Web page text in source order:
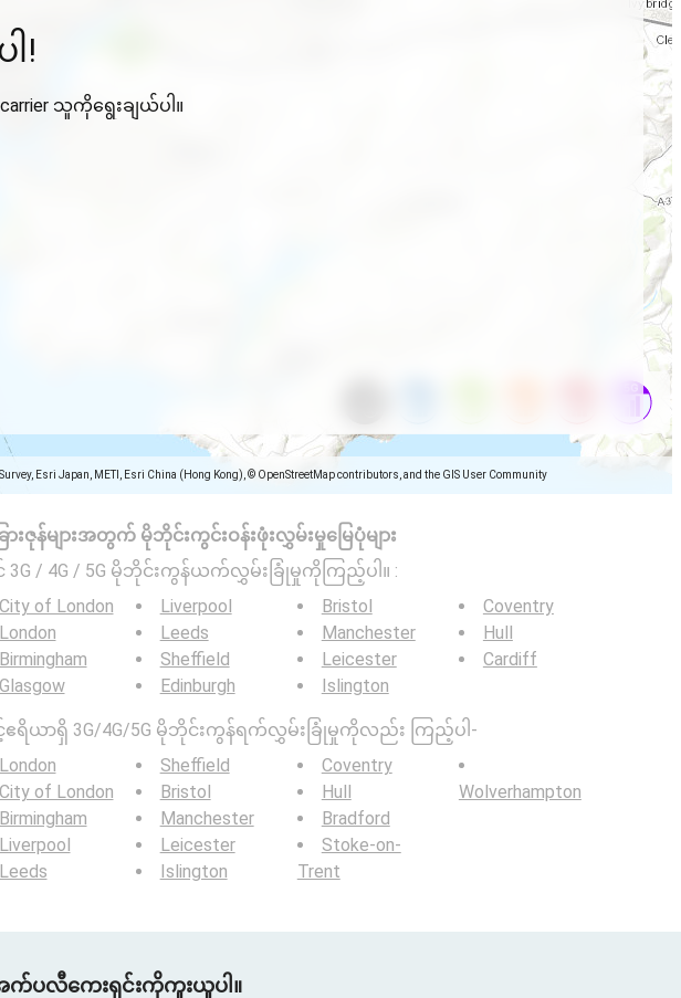
Esri Japan, METI, Esri China (Hong Kong), © OpenStreetMap contributors, and the GIS User Community
ါ!
သူကိုရွေးချယ်ပါ။
ားဇုန်များအတွက် မိုဘိုင်းကွင်းဝန်းဖုံးလွှမ်းမှုမြေပုံများ
3G / 4G / 5G မိုဘိုင်းကွန်ယက်လွှမ်းခြုံမှုကိုကြည့်ပါ။ :
City of London
London
Birmingham
Glasgow
Liverpool
Leeds
Sheffield
Edinburgh
Bristol
Manchester
Leicester
Islington
Coventry
Hull
Cardiff
ရိယာရှိ 3G/4G/5G မိုဘိုင်းကွန်ရက်လွှမ်းခြုံမှုကိုလည်း ကြည့်ပါ-
London
City of London
Birmingham
Liverpool
Leeds
Sheffield
Bristol
Manchester
Leicester
Islington
Coventry
Hull
Bradford
Stoke-on-
Trent
Wolverhampton
အက်ပလီကေးရှင်းကိုကူးယူပါ။